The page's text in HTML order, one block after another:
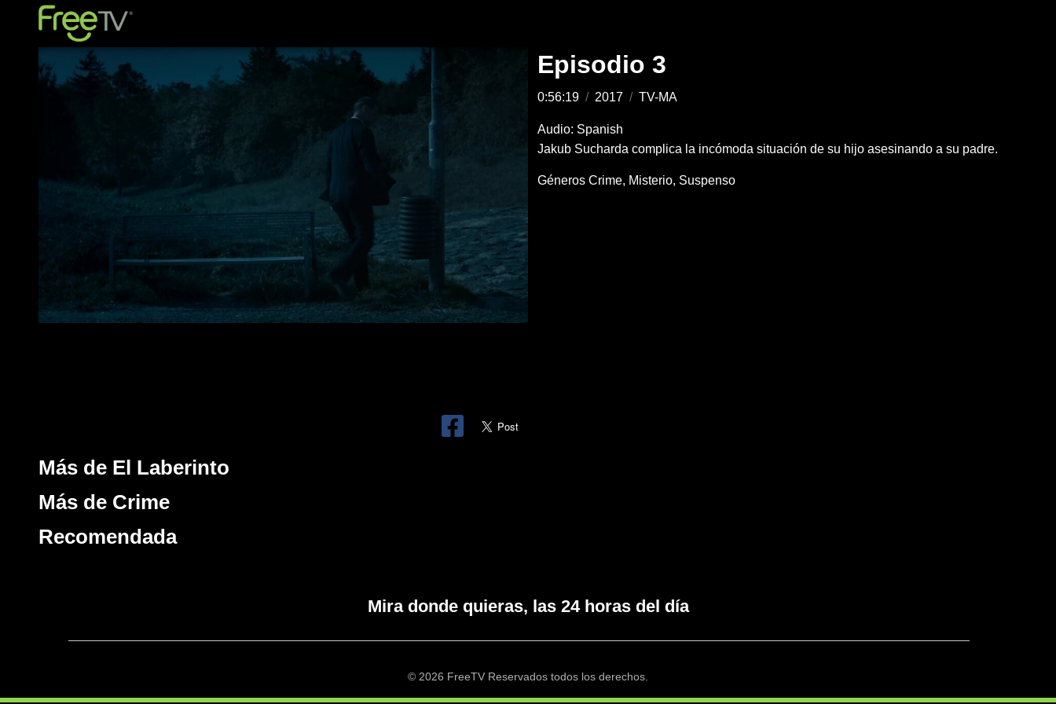
Episodio 3
0:56:19 / 2017 / TV-MA
Audio: Spanish
Jakub Sucharda complica la incómoda situación de su hijo asesinando a su padre.
Géneros Crime Misterio Suspenso
Más de El Laberinto
Más de Crime
Recomendada
Mira donde quieras, las 24 horas del día
© 2026 FreeTV Reservados todos los derechos.